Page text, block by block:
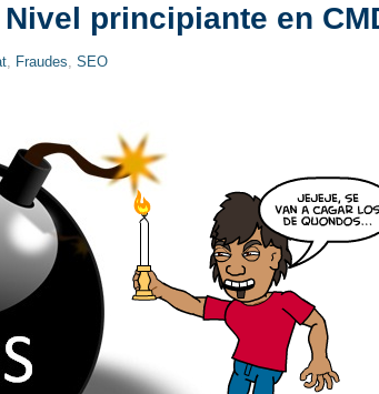
principiante en
, Fraudes, SEO